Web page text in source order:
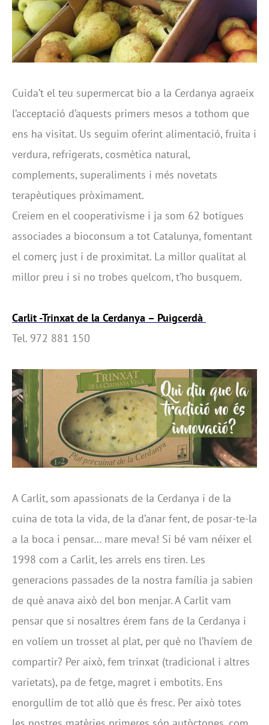
Cuida’t el teu supermercat bio a la Cerdanya agraeix
l’acceptació d’aquests primers mesos a tothom que
ens ha visitat. Us seguim oferint alimentació, fruita i
verdura, refrigerats, cosmètica natural,
complements, superaliments i més novetats
terapèutiques pròximament.
Creiem en el cooperativisme i ja som 62 botigues
associades a bioconsum a tot Catalunya, fomentant
el comerç just i de proximitat. La millor qualitat al
millor preu i si no trobes quelcom, t’ho busquem.
Carlit -Trinxat de la Cerdanya – Puigcerdà
Tel. 972 881 150
A Carlit, som apassionats de la Cerdanya i de la
cuina de tota la vida, de la d’anar fent, de posar-te-la
a la boca i pensar… mare meva! Si bé vam néixer el
1998 com a Carlit, les arrels ens tiren. Les
generacions passades de la nostra família ja sabien
de què anava això del bon menjar. A Carlit vam
pensar que si nosaltres érem fans de la Cerdanya i
en volíem un trosset al plat, per què no l’havíem de
compartir? Per això, fem trinxat (tradicional i altres
varietats), pa de fetge, magret i embotits. Ens
enorgullim de tot allò que és fresc. Per això totes